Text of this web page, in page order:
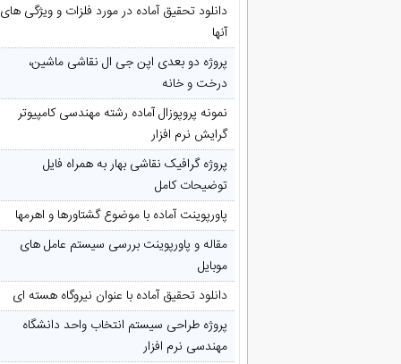
دانلود تحقیق آماده در مورد فلزات و ویژگی های
آنها
پروژه دو بعدی اپن جی ال نقاشی ماشین،
درخت و خانه
نمونه پروپوزال آماده رشته مهندسی کامپیوتر
گرایش نرم افزار
پروژه گرافیک نقاشی بهار به همراه فایل
توضیحات کامل
پاورپوینت آماده با موضوع گشتاورها و اهرمها
مقاله و پاورپوینت بررسی سیستم عامل های
موبایل
دانلود تحقیق آماده با عنوان نیروگاه هسته ای
پروژه طراحی سیستم انتخاب واحد دانشگاه
مهندسی نرم افزار